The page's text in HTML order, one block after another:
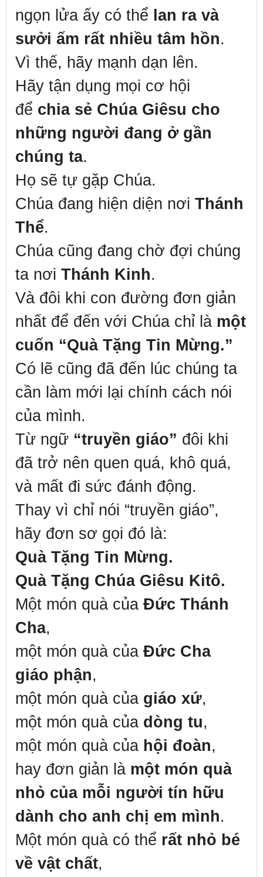
ngọn lửa ấy có thể lan ra và
sưởi ấm rất nhiều tâm hồn.
Vì thế, hãy mạnh dạn lên.
Hãy tận dụng mọi cơ hội
để chia sẻ Chúa Giêsu cho
những người đang ở gần
chúng ta.
Họ sẽ tự gặp Chúa.
Chúa đang hiện diện nơi Thánh
Thể.
Chúa cũng đang chờ đợi chúng
ta nơi Thánh Kinh.
Và đôi khi con đường đơn giản
nhất để đến với Chúa chỉ là một
cuốn “Quà Tặng Tin Mừng.”
Có lẽ cũng đã đến lúc chúng ta
cần làm mới lại chính cách nói
của mình.
Từ ngữ “truyền giáo” đôi khi
đã trở nên quen quá, khô quá,
và mất đi sức đánh động.
Thay vì chỉ nói “truyền giáo”,
hãy đơn sơ gọi đó là:
Quà Tặng Tin Mừng.
Quà Tặng Chúa Giêsu Kitô.
Một món quà của Đức Thánh
Cha,
một món quà của Đức Cha
giáo phận,
một món quà của giáo xứ,
một món quà của dòng tu,
một món quà của hội đoàn,
hay đơn giản là một món quà
nhỏ của mỗi người tín hữu
dành cho anh chị em mình.
Một món quà có thể rất nhỏ bé
về vật chất,